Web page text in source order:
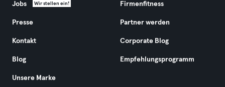
Jobs Wir stellen ein!
Presse
Kontakt
Blog
Unsere Marke
Firmenfitness
Partner werden
Corporate Blog
Empfehlungsprogramm